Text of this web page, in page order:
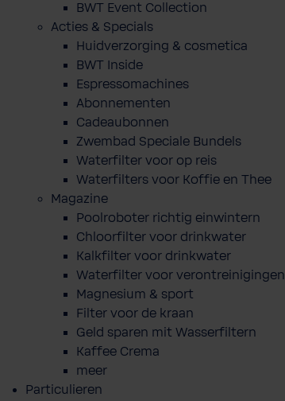
BWT Event Collection
Acties & Specials
Huidverzorging & cosmetica
BWT Inside
Espressomachines
Abonnementen
Cadeaubonnen
Zwembad Speciale Bundels
Waterfilter voor op reis
Waterfilters voor Koffie en Thee
Magazine
Poolroboter richtig einwintern
Chloorfilter voor drinkwater
Kalkfilter voor drinkwater
Waterfilter voor verontreinigingen
Magnesium & sport
Filter voor de kraan
Geld sparen mit Wasserfiltern
Kaffee Crema
meer
Particulieren